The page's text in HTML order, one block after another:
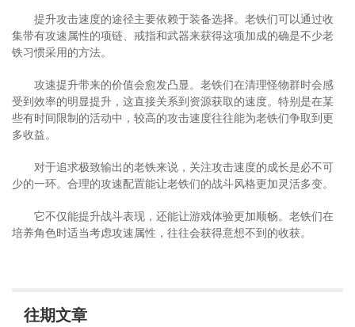
提升攻击速度的途径主要依赖于装备选择。老铁们可以通过收
集带有攻速属性的项链、戒指和武器来获得这项加成的确是不少老
铁习惯采用的方法。
攻速提升带来的价值会愈发凸显。老铁们在清理怪物群时会感
受到效率的明显提升，这直接关系到资源获取的速度。特别是在某
些有时间限制的活动中，较高的攻击速度往往能为老铁们争取到更
多收益。
对于追求极致输出的老铁来说，关注攻击速度的成长是必不可
少的一环。合理的攻速配置能让老铁们的战斗风格更加灵活多变。
它不仅能提升战斗表现，还能让游戏体验更加顺畅。老铁们在
培养角色时适当考虑攻速属性，往往会获得意想不到的收获。
往期文章